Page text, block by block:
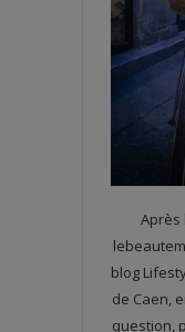
Après
blog
de Caen,
question,